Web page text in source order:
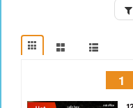
ลายนิ้ว
มือแบบ
ดิจิตอล
1